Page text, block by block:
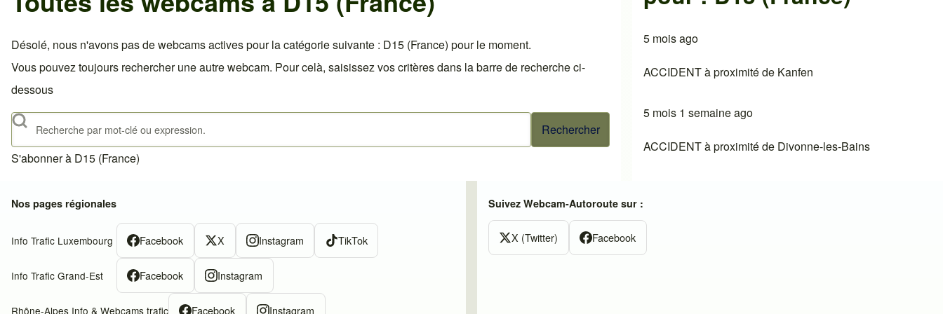
Désolé, nous n'avons pas de webcams actives pour la catégorie suivante : D15 (France) pour le moment.
Vous pouvez toujours rechercher une autre webcam. Pour celà, saisissez vos critères dans la barre de recherche ci-
dessous
Rechercher
S'abonner à D15 (France)
5 mois ago
ACCIDENT à proximité de Kanfen
5 mois 1 semaine ago
ACCIDENT à proximité de Divonne-les-Bains
Nos pages régionales
Info Trafic Luxembourg Facebook X Instagram TikTok
Info Trafic Grand-Est Facebook Instagram
Rhône-Alpes Info & Webcams trafic Facebook Instagram
Suivez Webcam-Autoroute sur :
X (Twitter) Facebook